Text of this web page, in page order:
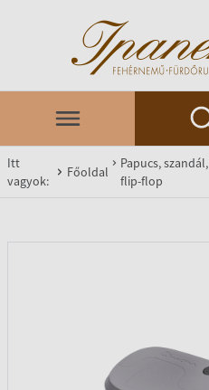
Itt
vagyok:
Főoldal
Papucs, szandál,
flip-flop